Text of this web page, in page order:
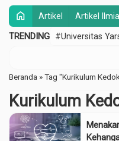
home Artikel Artikel
TRENDING #Universitas
Beranda »Tag "Kurikulum
Kurikulum